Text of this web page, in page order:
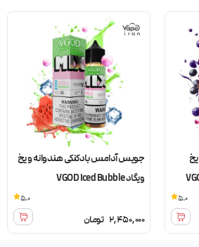
5.0
جویس آدامس بادکنکی هندوانه و یخ
ویگاد VGOD Iced Bubble
2,450,000 تومان
5.0